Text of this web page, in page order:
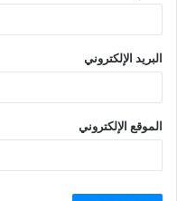
البريد الإلكتروني
الموقع الإلكتروني